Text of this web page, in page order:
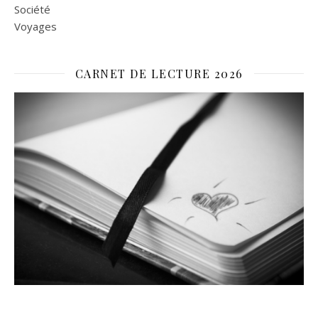
Société
Voyages
CARNET DE LECTURE 2026